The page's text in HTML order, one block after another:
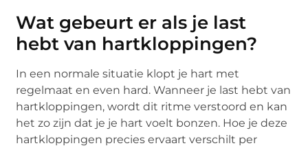
Wat gebeurt er als je last
hebt van hartkloppingen?
In een normale situatie klopt je hart met
regelmaat en even hard. Wanneer je last hebt van
hartkloppingen, wordt dit ritme verstoord en kan
het zo zijn dat je je hart voelt bonzen. Hoe je deze
hartkloppingen precies ervaart verschilt per